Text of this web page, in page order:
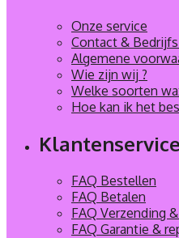
Onze service
Contact &
Algemene
Wie zijn wij ?
Welke soorten
Hoe kan ik het
Klantenservice
FAQ Bestellen
FAQ Betalen
FAQ Verzending
FAQ Garantie &